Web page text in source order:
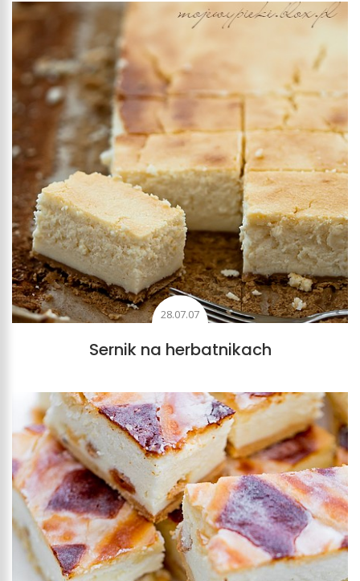
28.07.07
Sernik na herbatnikach